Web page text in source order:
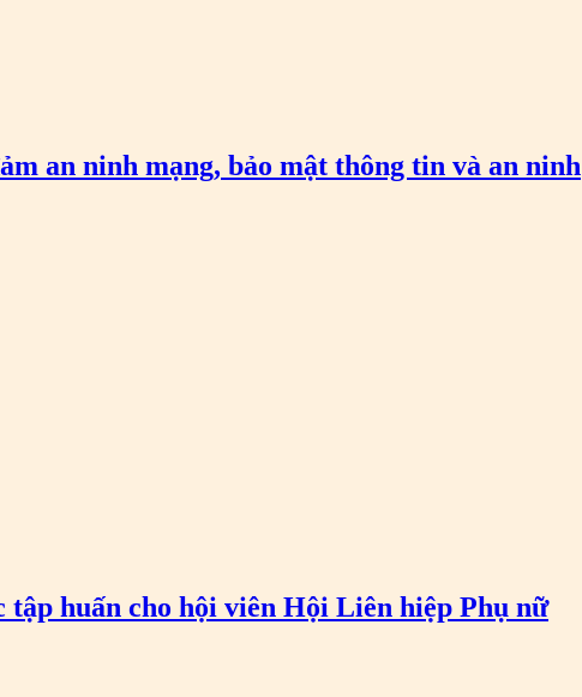
an ninh mạng, bảo mật thông tin và an ninh
huấn cho hội viên Hội Liên hiệp Phụ nữ